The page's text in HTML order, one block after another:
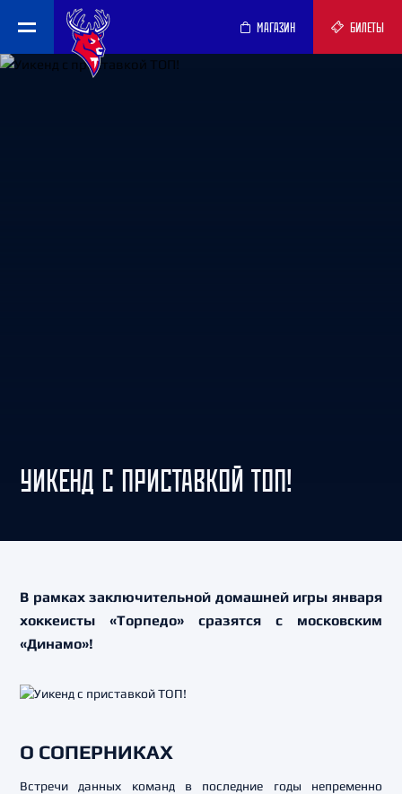
МАГАЗИН БИЛЕТЫ
УИКЕНД С ПРИСТАВКОЙ ТОП!
В рамках заключительной домашней игры января
хоккеисты «Торпедо» сразятся с московским
«Динамо»!
О СОПЕРНИКАХ
Встречи данных команд в последние годы непременно